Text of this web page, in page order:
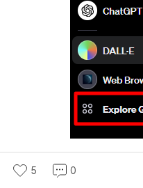
아래 그림과 같이 DALL-E 항
5 0